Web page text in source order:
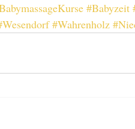
#Babyzeit
#Wahrenholz